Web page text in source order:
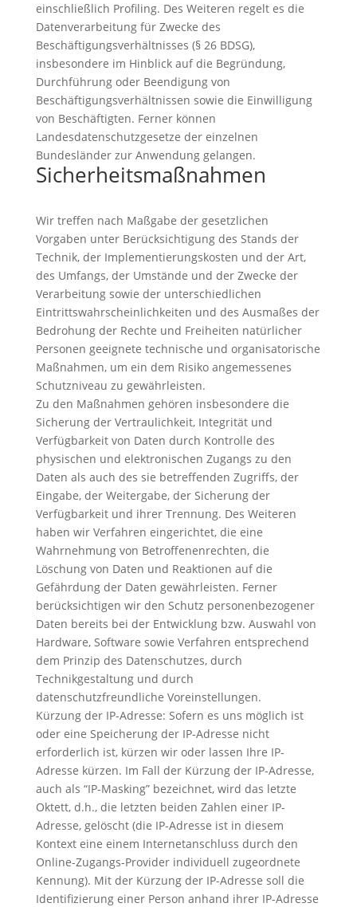
einschließlich Profiling. Des Weiteren regelt es die
Datenverarbeitung für Zwecke des
Beschäftigungsverhältnisses (§ 26 BDSG),
insbesondere im Hinblick auf die Begründung,
Durchführung oder Beendigung von
Beschäftigungsverhältnissen sowie die Einwilligung
von Beschäftigten. Ferner können
Landesdatenschutzgesetze der einzelnen
Bundesländer zur Anwendung gelangen.
Sicherheitsmaßnahmen
Wir treffen nach Maßgabe der gesetzlichen
Vorgaben unter Berücksichtigung des Stands der
Technik, der Implementierungskosten und der Art,
des Umfangs, der Umstände und der Zwecke der
Verarbeitung sowie der unterschiedlichen
Eintrittswahrscheinlichkeiten und des Ausmaßes der
Bedrohung der Rechte und Freiheiten natürlicher
Personen geeignete technische und organisatorische
Maßnahmen, um ein dem Risiko angemessenes
Schutzniveau zu gewährleisten.
Zu den Maßnahmen gehören insbesondere die
Sicherung der Vertraulichkeit, Integrität und
Verfügbarkeit von Daten durch Kontrolle des
physischen und elektronischen Zugangs zu den
Daten als auch des sie betreffenden Zugriffs, der
Eingabe, der Weitergabe, der Sicherung der
Verfügbarkeit und ihrer Trennung. Des Weiteren
haben wir Verfahren eingerichtet, die eine
Wahrnehmung von Betroffenenrechten, die
Löschung von Daten und Reaktionen auf die
Gefährdung der Daten gewährleisten. Ferner
berücksichtigen wir den Schutz personenbezogener
Daten bereits bei der Entwicklung bzw. Auswahl von
Hardware, Software sowie Verfahren entsprechend
dem Prinzip des Datenschutzes, durch
Technikgestaltung und durch
datenschutzfreundliche Voreinstellungen.
Kürzung der IP-Adresse: Sofern es uns möglich ist
oder eine Speicherung der IP-Adresse nicht
erforderlich ist, kürzen wir oder lassen Ihre IP-
Adresse kürzen. Im Fall der Kürzung der IP-Adresse,
auch als “IP-Masking” bezeichnet, wird das letzte
Oktett, d.h., die letzten beiden Zahlen einer IP-
Adresse, gelöscht (die IP-Adresse ist in diesem
Kontext eine einem Internetanschluss durch den
Online-Zugangs-Provider individuell zugeordnete
Kennung). Mit der Kürzung der IP-Adresse soll die
Identifizierung einer Person anhand ihrer IP-Adresse